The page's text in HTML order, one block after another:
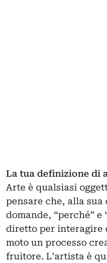
La tua definizione di
Arte è qualsiasi
pensare che, alla sua
domande, “perché” e
diretto per interagire
moto un processo
fruitore. L’artista è